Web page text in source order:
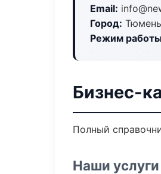
Email:
Город: Тюмень
Режим
Бизнес-
Полный
Наши услуги